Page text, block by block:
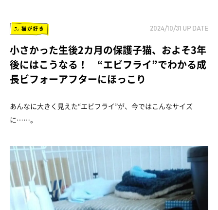
猫が好き 2024/10/31 UP DATE
小さかった生後2カ月の保護子猫、およそ3年
後にはこうなる！ “エビフライ”でわかる成
長ビフォーアフターにほっこり
あんなに大きく見えた“エビフライ”が、今ではこんなサイズ
に……。